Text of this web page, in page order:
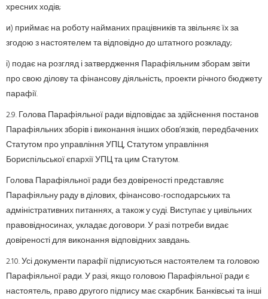
хресних ходів;
и) приймає на роботу найманих працівників та звільняє їх за
згодою з настоятелем та відповідно до штатного розкладу;
і) подає на розгляд і затвердження Парафіяльним зборам звіти
про свою ділову та фінансову діяльність, проекти річного бюджету
парафії.
2.9. Голова Парафіяльної ради відповідає за здійснення постанов
Парафіяльних зборів і виконання інших обов’язків, передбачених
Статутом про управління УПЦ, Статутом управління
Бориспільської єпархії УПЦ та цим Статутом.
Голова Парафіяльної ради без довіреності представляє
Парафіяльну раду в ділових, фінансово-господарських та
адміністративних питаннях, а також у суді. Виступає у цивільних
правовідносинах, укладає договори. У разі потреби видає
довіреності для виконання відповідних завдань.
2.10. Усі документи парафії підписуються настоятелем та головою
Парафіяльної ради. У разі, якщо головою Парафіяльної ради є
настоятель, право другого підпису має скарбник. Банківські та інші